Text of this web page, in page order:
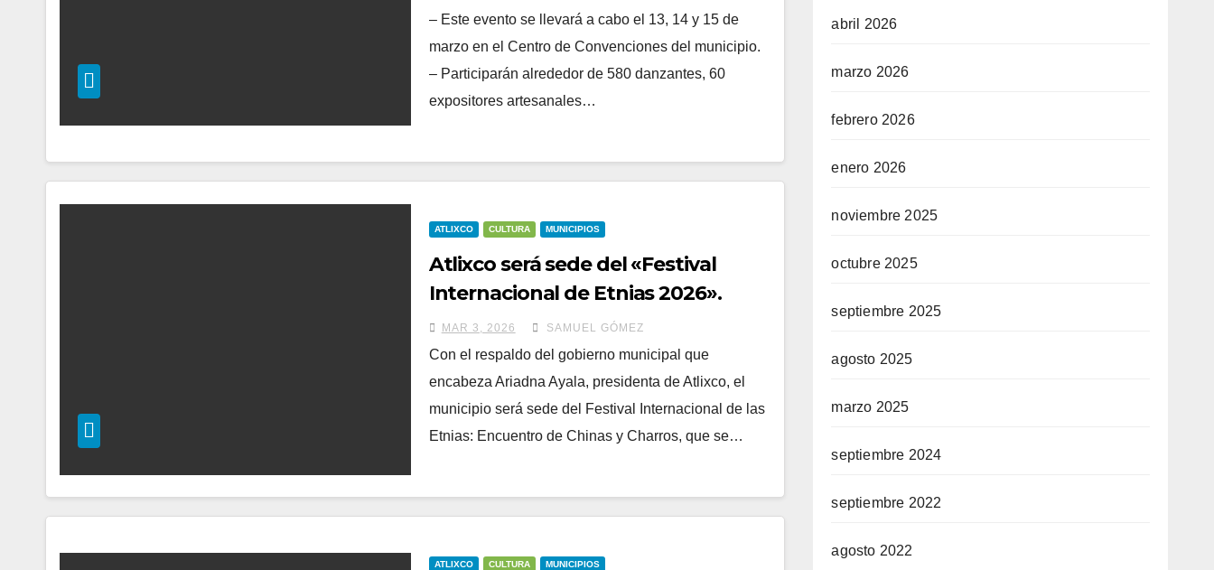
Atlixco
– Este evento se llevará a cabo el 13, 14 y 15 de
marzo en el Centro de Convenciones del municipio.
– Participarán alrededor de 580 danzantes, 60
expositores artesanales…
ATLIXCO CULTURA MUNICIPIOS
Atlixco será sede del «Festival
Internacional de Etnias 2026».
MAR 3, 2026 SAMUEL GÓMEZ
Con el respaldo del gobierno municipal que
encabeza Ariadna Ayala, presidenta de Atlixco, el
municipio será sede del Festival Internacional de las
Etnias: Encuentro de Chinas y Charros, que se…
ATLIXCO CULTURA MUNICIPIOS
abril 2026
marzo 2026
febrero 2026
enero 2026
noviembre 2025
octubre 2025
septiembre 2025
agosto 2025
marzo 2025
septiembre 2024
septiembre 2022
agosto 2022